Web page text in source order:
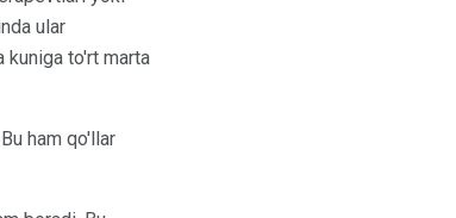
ular
kuniga to'rt marta
ham qo'llar